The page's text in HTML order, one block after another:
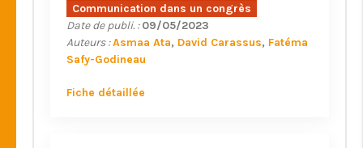
Communication dans un congrès
Date de publi. : 09/05/2023
Auteurs :Asmaa Ata David Carassus Fatéma
Safy-Godineau
Fiche détaillée